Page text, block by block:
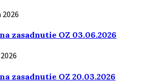
2026
zasadnutie OZ 03.06.2026
zasadnutie OZ 20.03.2026